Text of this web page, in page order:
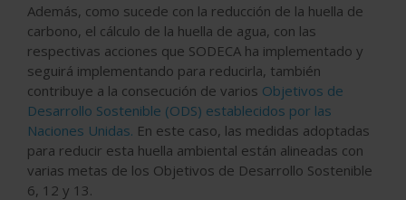
Además, como sucede con la reducción de la huella de
carbono, el cálculo de la huella de agua, con las
respectivas acciones que SODECA ha implementado y
seguirá implementando para reducirla, también
contribuye a la consecución de varios Objetivos de
Desarrollo Sostenible (ODS) establecidos por las
Naciones Unidas. En este caso, las medidas adoptadas
para reducir esta huella ambiental están alineadas con
varias metas de los Objetivos de Desarrollo Sostenible
6, 12 y 13.